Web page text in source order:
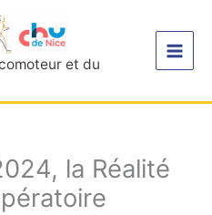
et du
la Réalité